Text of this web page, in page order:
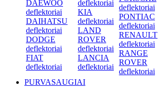
DAEWOO
deflektoriai
DAIHATSU
deflektoriai
DODGE
deflektoriai
FIAT
deflektoriai
deflektoriai
KIA
deflektoriai
LAND
ROVER
deflektoriai
LANCIA
deflektoriai
deflektoriai
PONTIAC
deflektoriai
RENAULT
deflektoriai
RANGE
ROVER
deflektoriai
PURVASAUGIAI